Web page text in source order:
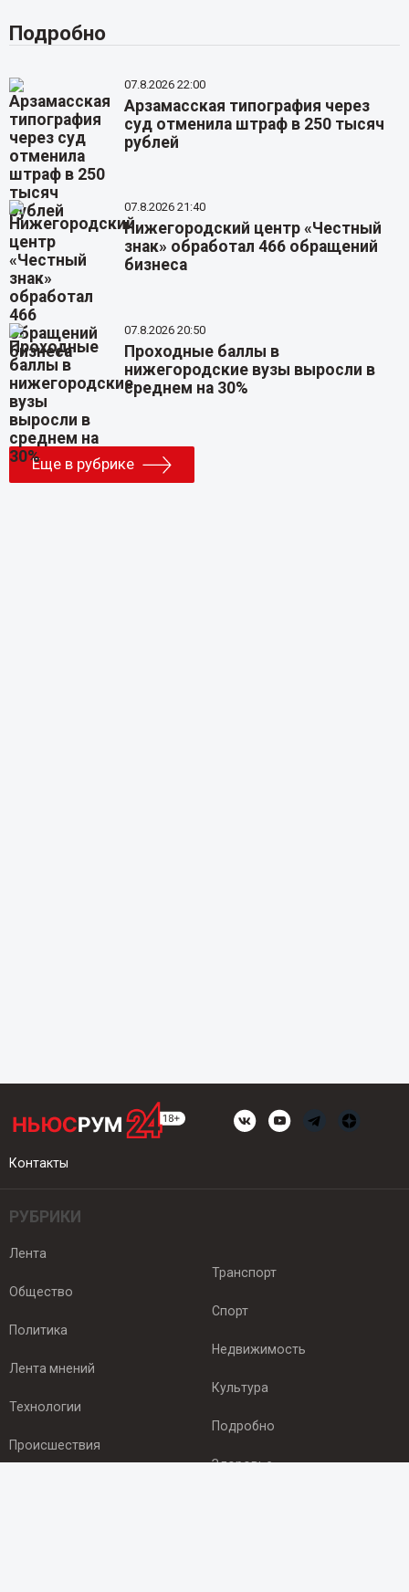
Подробно
07.8.2026 22:00
Арзамасская типография через
суд отменила штраф в 250 тысяч
рублей
07.8.2026 21:40
Нижегородский центр «Честный
знак» обработал 466 обращений
бизнеса
07.8.2026 20:50
Проходные баллы в
нижегородские вузы выросли в
среднем на 30%
Еще в рубрике
Контакты
РУБРИКИ
Лента
Общество
Политика
Лента мнений
Технологии
Происшествия
Транспорт
Спорт
Недвижимость
Культура
Подробно
Здоровье